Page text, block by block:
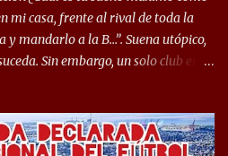
mi casa, frente al rival de toda la
y mandarlo a la B…”. Suena utópico,
Sin embargo, un solo club en el
para el Rojo y, por el otro, el
su eterno rival. 22 de diciembre de